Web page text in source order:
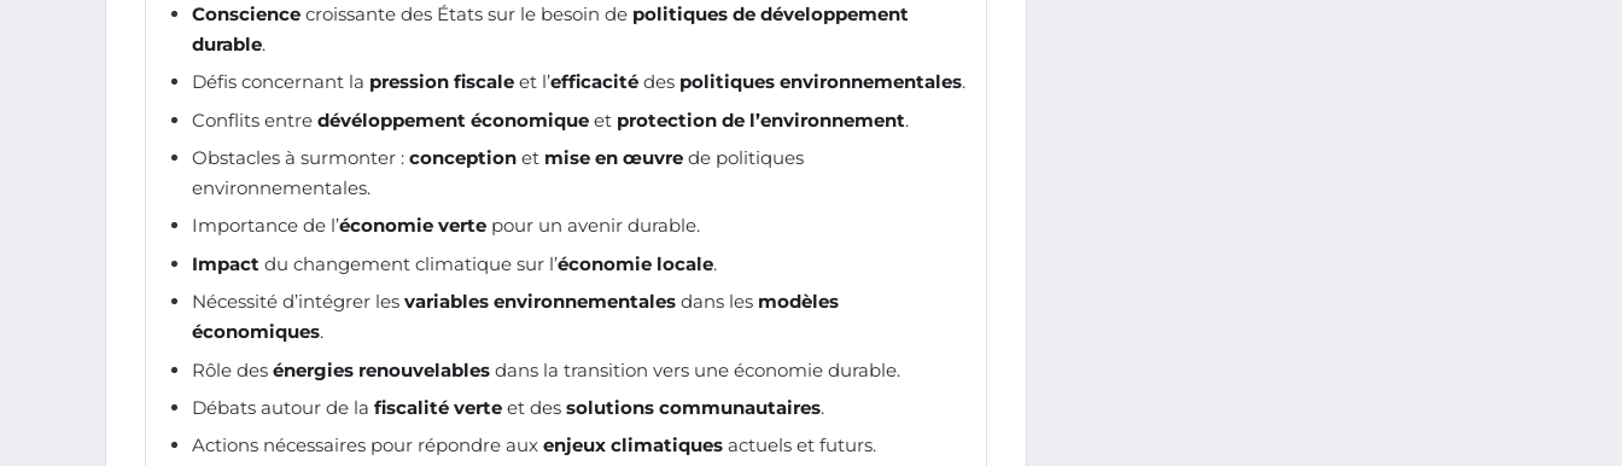
Conscience croissante des États sur le besoin de politiques de développement
durable.
Défis concernant la pression fiscale et l’efficacité des politiques environnementales.
Conflits entre dévéloppement économique et protection de l’environnement.
Obstacles à surmonter : conception et mise en œuvre de politiques
environnementales.
Importance de l’économie verte pour un avenir durable.
Impact du changement climatique sur l’économie locale.
Nécessité d’intégrer les variables environnementales dans les modèles
économiques.
Rôle des énergies renouvelables dans la transition vers une économie durable.
Débats autour de la fiscalité verte et des solutions communautaires.
Actions nécessaires pour répondre aux enjeux climatiques actuels et futurs.